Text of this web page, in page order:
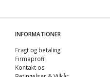
INFORMATIONER
Fragt og betaling
Firmaprofil
Kontakt os